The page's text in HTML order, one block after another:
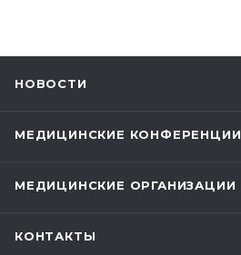
НОВОСТИ
МЕДИЦИНСКИЕ КОНФЕРЕНЦИИ
МЕДИЦИНСКИЕ ОРГАНИЗАЦИИ
КОНТАКТЫ